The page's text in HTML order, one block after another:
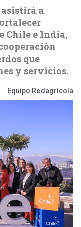
a
Chile e India,
que
y servicios.
Equipo Redagrícola